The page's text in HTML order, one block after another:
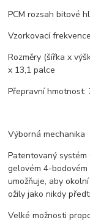
PCM rozsah bitové
Vzorkovací
Rozměry (šířka x
x 13,1 palce
Přepravní hmotnost:
Výborná mechanika
Patentovaný
gelovém 4-
umožňuje, aby
ožily jako nikdy
Velké možnosti